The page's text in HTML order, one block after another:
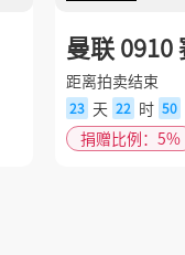
曼联 0910
足球
距离拍卖结束
23 天 22 时 50
捐赠比例：5%